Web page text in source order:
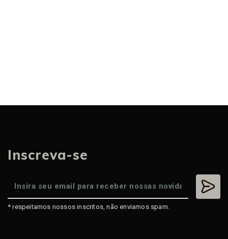
Inscreva-se
* respeitamos nossos inscritos, não enviamos spam.